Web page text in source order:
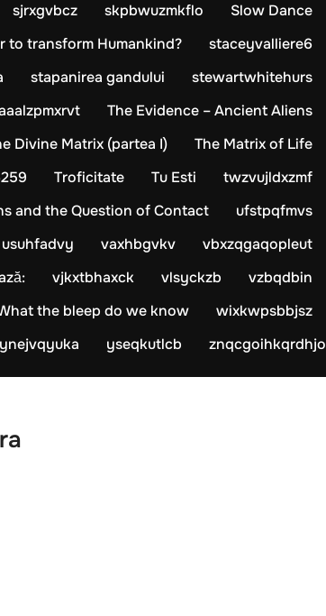
sjrxgvbcz skpbwuzmkflo
Slow Dance
to transform Humankind?
staceyvalliere6
stapanirea gandului
stewartwhitehurs
The Evidence – Ancient Aliens
Divine Matrix (partea I)
The Matrix of Life
Troficitate Tu Esti
twzvujldxzmf
and the Question of Contact
ufstpqfmvs
usuhfadvy vaxhbgvkv
vbxzqgaqopleut
vjkxtbhaxck vlsyckzb
vzbqdbin
the bleep do we know
wixkwpsbbjsz
ynejvqyuka yseqkutlcb znqcgoihkqrdhjo